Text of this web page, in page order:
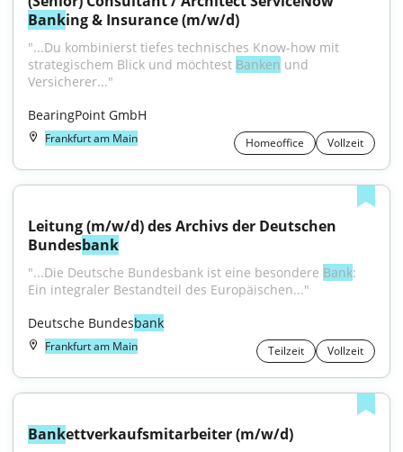
Banking & Insurance (m/w/d)
"...Du kombinierst tiefes technisches Know-how mit
strategischem Blick und möchtest Banken und
Versicherer..."
BearingPoint GmbH
Frankfurt am Main Homeoffice Vollzeit
Leitung (m/w/d) des Archivs der Deutschen
Bundesbank
"...Die Deutsche Bundesbank ist eine besondere Bank:
Ein integraler Bestandteil des Europäischen..."
Deutsche Bundesbank
Frankfurt am Main Teilzeit Vollzeit
Bankettverkaufsmitarbeiter (m/w/d)